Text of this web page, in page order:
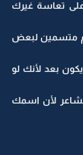
تعاسة غيرك
متسمين لبعض
بعد لأنك لو
لأن اسمك